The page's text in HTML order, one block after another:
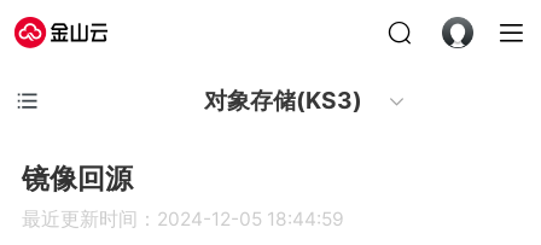
对象存储(KS3)
镜像回源
最近更新时间：2024-12-05 18:44:59